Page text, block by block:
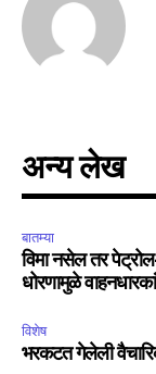
अन्य लेख
बातम्या
विमा नसेल तर पेट्रोल-
धोरणामुळे
विशेष
भरकटत गेलेली